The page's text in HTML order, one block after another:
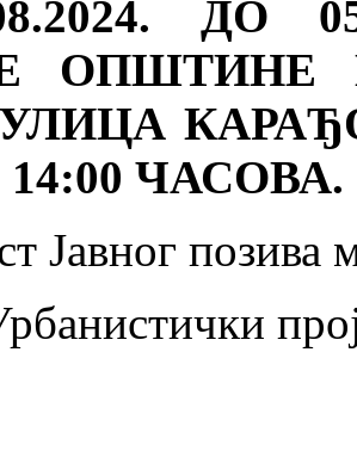
ДО
ОПШТИНЕ
УЛИЦА
14:00 ЧАСОВА.
Јавног позива